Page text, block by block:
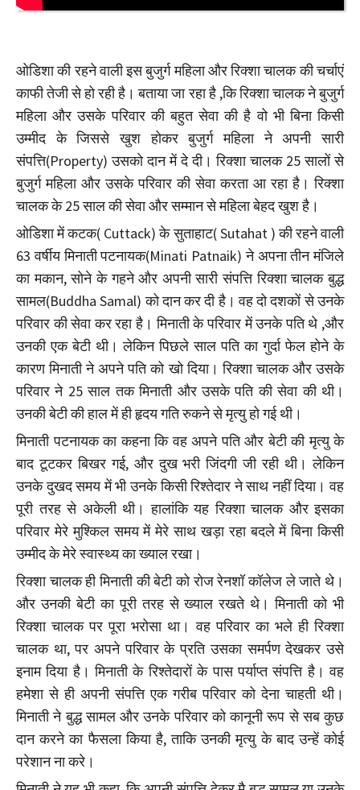
ओडिशा की रहने वाली इस बुजुर्ग महिला और रिक्शा चालक की चर्चाएं
काफी तेजी से हो रही है। बताया जा रहा है ,कि रिक्शा चालक ने बुजुर्ग
महिला और उसके परिवार की बहुत सेवा की है वो भी बिना किसी
उम्मीद के जिससे खुश होकर बुजुर्ग महिला ने अपनी सारी
संपत्ति(Property) उसको दान में दे दी। रिक्शा चालक 25 सालों से
बुजुर्ग महिला और उसके परिवार की सेवा करता आ रहा है। रिक्शा
चालक के 25 साल की सेवा और सम्मान से महिला बेहद खुश है।
ओडिशा में कटक( Cuttack) के सुताहाट( Sutahat ) की रहने वाली
63 वर्षीय मिनाती पटनायक(Minati Patnaik) ने अपना तीन मंजिले
का मकान, सोने के गहने और अपनी सारी संपत्ति रिक्शा चालक बुद्ध
सामल(Buddha Samal) को दान कर दी है। वह दो दशकों से उनके
परिवार की सेवा कर रहा है। मिनाती के परिवार में उनके पति थे ,और
उनकी एक बेटी थी। लेकिन पिछले साल पति का गुर्दा फेल होने के
कारण मिनाती ने अपने पति को खो दिया। रिक्शा चालक और उसके
परिवार ने 25 साल तक मिनाती और उसके पति की सेवा की थी।
उनकी बेटी की हाल में ही हृदय गति रुकने से मृत्यु हो गई थी।
मिनाती पटनायक का कहना कि वह अपने पति और बेटी की मृत्यु के
बाद टूटकर बिखर गई, और दुख भरी जिंदगी जी रही थी। लेकिन
उनके दुखद समय में भी उनके किसी रिश्तेदार ने साथ नहीं दिया। वह
पूरी तरह से अकेली थी। हालांकि यह रिक्शा चालक और इसका
परिवार मेरे मुश्किल समय में मेरे साथ खड़ा रहा बदले में बिना किसी
उम्मीद के मेरे स्वास्थ्य का ख्याल रखा।
रिक्शा चालक ही मिनाती की बेटी को रोज रेनशॉ कॉलेज ले जाते थे।
और उनकी बेटी का पूरी तरह से ख्याल रखते थे। मिनाती को भी
रिक्शा चालक पर पूरा भरोसा था। वह परिवार का भले ही रिक्शा
चालक था, पर अपने परिवार के प्रति उसका समर्पण देखकर उसे
इनाम दिया है। मिनाती के रिश्तेदारों के पास पर्याप्त संपत्ति है। वह
हमेशा से ही अपनी संपत्ति एक गरीब परिवार को देना चाहती थी।
मिनाती ने बुद्ध सामल और उनके परिवार को कानूनी रूप से सब कुछ
दान करने का फैसला किया है, ताकि उनकी मृत्यु के बाद उन्हें कोई
परेशान ना करे।